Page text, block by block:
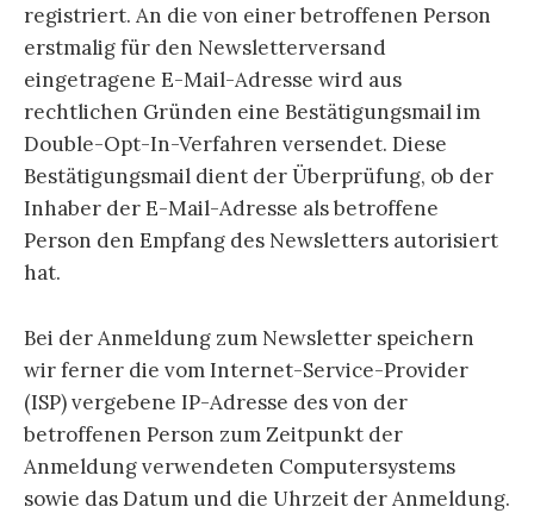
registriert. An die von einer betroffenen Person
erstmalig für den Newsletterversand
eingetragene E-Mail-Adresse wird aus
rechtlichen Gründen eine Bestätigungsmail im
Double-Opt-In-Verfahren versendet. Diese
Bestätigungsmail dient der Überprüfung, ob der
Inhaber der E-Mail-Adresse als betroffene
Person den Empfang des Newsletters autorisiert
hat.
Bei der Anmeldung zum Newsletter speichern
wir ferner die vom Internet-Service-Provider
(ISP) vergebene IP-Adresse des von der
betroffenen Person zum Zeitpunkt der
Anmeldung verwendeten Computersystems
sowie das Datum und die Uhrzeit der Anmeldung.